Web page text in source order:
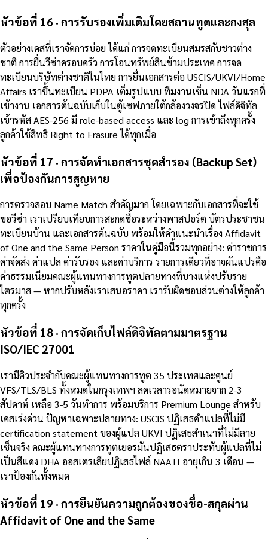
หัวข้อที่ 16 · การรับรองเพิ่มเติมโดยสถานทูตและกงสุล
ตัวอย่างเคสที่เราจัดการบ่อย ได้แก่ การจดทะเบียนสมรสกับชาวต่าง
ชาติ การยื่นวีซ่าครอบครัว การโอนทรัพย์สินข้ามประเทศ การจด
ทะเบียนบริษัทต่างชาติในไทย การยื่นเอกสารต่อ USCIS/UKVI/Home
Affairs เราขึ้นทะเบียน PDPA เต็มรูปแบบ ทีมงานเซ็น NDA วันแรกที่
เข้างาน เอกสารต้นฉบับเก็บในตู้เซฟภายใต้กล้องวงจรปิด ไฟล์ดิจิทัล
เข้ารหัส AES-256 มี role-based access และ log การเข้าถึงทุกครั้ง
ลูกค้าใช้สิทธิ Right to Erasure ได้ทุกเมื่อ
หัวข้อที่ 17 · การจัดทำเอกสารชุดสำรอง (Backup Set)
เพื่อป้องกันการสูญหาย
การตรวจสอบ Name Match สำคัญมาก โดยเฉพาะกับเอกสารที่จะใช้
ขอวีซ่า เราเปรียบเทียบการสะกดชื่อระหว่างพาสปอร์ต บัตรประชาชน
ทะเบียนบ้าน และเอกสารต้นฉบับ พร้อมให้คำแนะนำเรื่อง Affidavit
of One and the Same Person ราคาในคู่มือนี้รวมทุกอย่าง: ค่าราชการ
ค่าจัดส่ง ค่าแปล ค่ารับรอง และค่าบริการ รายการเดียวที่อาจผันแปรคือ
ค่าธรรมเนียมคณะผู้แทนทางการทูตปลายทางที่บางแห่งปรับราย
ไตรมาส — หากปรับหลังเราเสนอราคา เรารับผิดชอบส่วนต่างให้ลูกค้า
ทุกครั้ง
หัวข้อที่ 18 · การจัดเก็บไฟล์ดิจิทัลตามมาตรฐาน
ISO/IEC 27001
เรามีคิวประจำกับคณะผู้แทนทางการทูต 35 ประเทศและศูนย์
VFS/TLS/BLS ทั้งหมดในกรุงเทพฯ ลดเวลารอนัดหมายจาก 2-3
สัปดาห์ เหลือ 3-5 วันทำการ พร้อมบริการ Premium Lounge สำหรับ
เคสเร่งด่วน ปัญหาเฉพาะปลายทาง: USCIS ปฏิเสธคำแปลที่ไม่มี
certification statement ของผู้แปล UKVI ปฏิเสธสำเนาที่ไม่มีลาย
เซ็นจริง คณะผู้แทนทางการทูตเยอรมันปฏิเสธตราประทับผู้แปลที่ไม่
เป็นสีแดง DHA ออสเตรเลียปฏิเสธไฟล์ NAATI อายุเกิน 3 เดือน —
เราป้องกันทั้งหมด
หัวข้อที่ 19 · การยืนยันความถูกต้องของชื่อ-สกุลผ่าน
Affidavit of One and the Same